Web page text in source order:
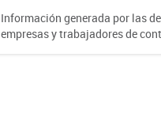
Información generada por las
empresas y trabajadores de